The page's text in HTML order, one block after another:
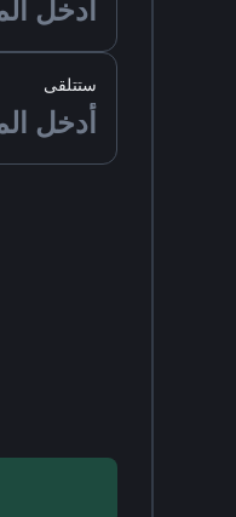
ستتلقى